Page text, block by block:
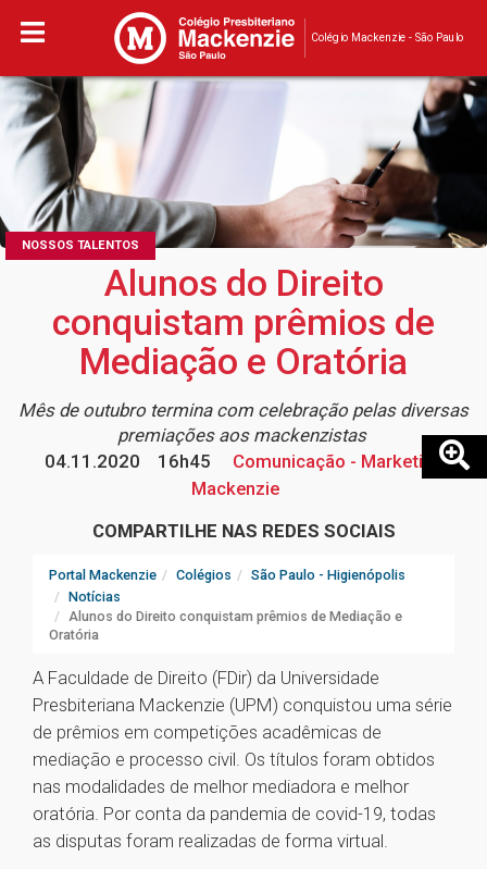
Colégio Mackenzie - São Paulo
NOSSOS TALENTOS
Alunos do Direito
conquistam prêmios de
Mediação e Oratória
Mês de outubro termina com celebração pelas diversas
premiações aos mackenzistas
04.11.2020
16h45
Comunicação - Marketing
Mackenzie
COMPARTILHE NAS REDES SOCIAIS
Portal Mackenzie Colégios
São Paulo - Higienópolis
Notícias
Alunos do Direito conquistam prêmios de Mediação e
Oratória
A Faculdade de Direito (FDir) da Universidade
Presbiteriana Mackenzie (UPM) conquistou uma série
de prêmios em competições acadêmicas de
mediação e processo civil. Os títulos foram obtidos
nas modalidades de melhor mediadora e melhor
oratória. Por conta da pandemia de covid-19, todas
as disputas foram realizadas de forma virtual.